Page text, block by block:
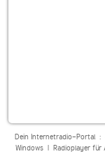
Dein Internetradio-Portal :
Windows| Radioplayer für